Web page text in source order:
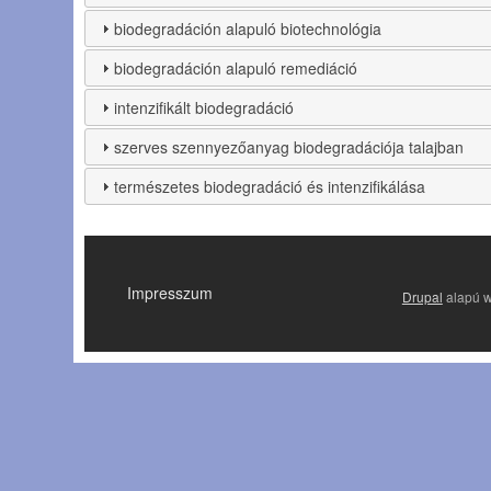
biodegradáción alapuló biotechnológia
biodegradáción alapuló remediáció
intenzifikált biodegradáció
szerves szennyezőanyag biodegradációja talajban
természetes biodegradáció és intenzifikálása
Impresszum Drupal alapú